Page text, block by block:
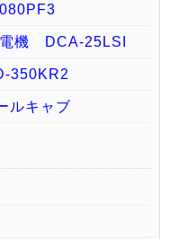
080PF3
電機 DCA-25LSI
350KR2
キャブ